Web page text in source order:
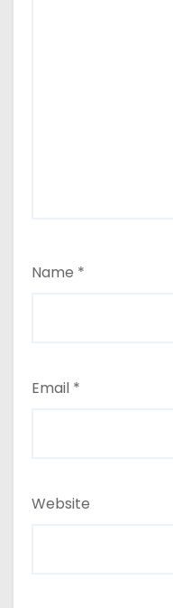
Name *
Email *
Website